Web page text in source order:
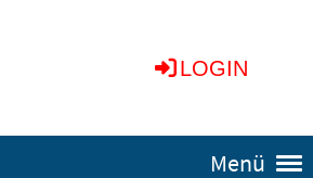
LOGIN
Menü